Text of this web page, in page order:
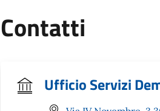
Contatti
Ufficio Servizi